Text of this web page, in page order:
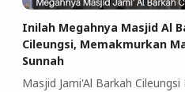
Inilah Megahnya Masjid Al
Cileungsi, Memakmurkan
Sunnah
Masjid Jami'Al Barkah